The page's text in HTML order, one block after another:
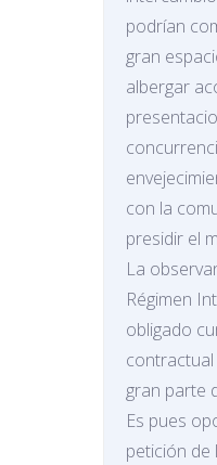
podrían
gran
albergar
con la
presidir el
La
Régimen
obligado
gran parte
Es pues
petición de